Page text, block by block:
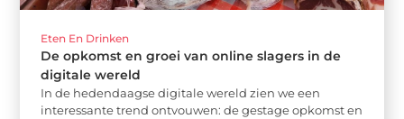
Eten En Drinken
De opkomst en groei van online slagers in de
digitale wereld
In de hedendaagse digitale wereld zien we een
interessante trend ontvouwen: de gestage opkomst en